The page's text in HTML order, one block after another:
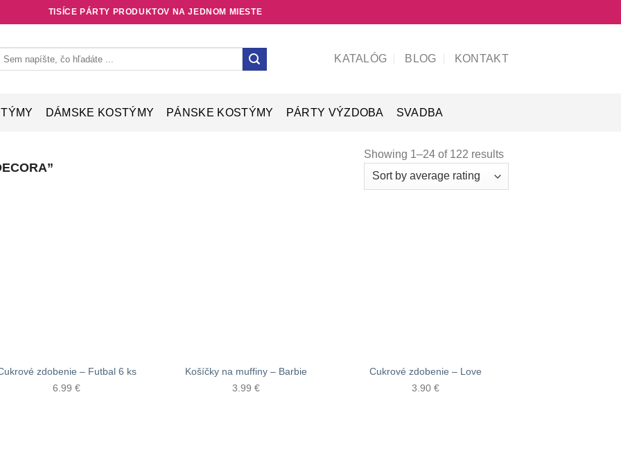
TISÍCE PÁRTY PRODUKTOV NA JEDNOM MIESTE
KATALÓG BLOG KONTAKT
DÁMSKE KOSTÝMY PÁNSKE KOSTÝMY PÁRTY VÝZDOBA SVADBA
Showing 1–24 of 122 results
zdobenie – Futbal 6 ks
6.99€
Košíčky na muffiny – Barbie
3.99€
Cukrové zdobenie – Love
3.90€